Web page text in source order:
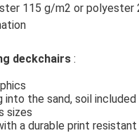
115 g/m2 or polyester
deckchairs :
the sand, soil included
sizes
a durable print